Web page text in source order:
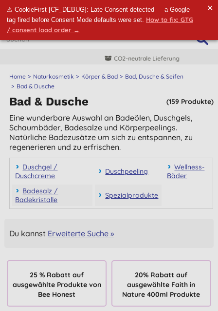
⚠ CookieFirst [CF_DEBUG]: Late Consent detected — a Google
tag fired before Consent Mode defaults were set. How to fix: GTG
/ consent load order →
✕
CO2-neutrale Lieferung
Home Naturkosmetik Körper & Bad
Bad, Dusche & Seifen
Bad & Dusche
(159 Produkte)
Bad & Dusche
Eine wunderbare Auswahl an Badeölen, Duschgels,
Schaumbäder, Badesalze und Körperpeelings.
Natürliche Badezusätze um sich zu entspannen, zu
regenerieren und zu erfrischen.
Duschgel /
Duschcreme
Duschpeeling
Wellness-
Bäder
Badesalz /
Badekristalle
Spezialprodukte
Du kannst Erweiterte Suche »
25 % Rabatt auf
ausgewählte Produkte von
Bee Honest
20% Rabatt auf
ausgewählte Faith in
Nature 400ml Produkte